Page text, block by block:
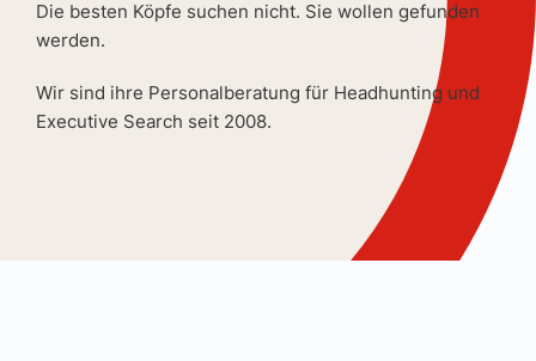
Die besten Köpfe suchen nicht. Sie wollen gefunden
werden.
Wir sind ihre Personalberatung für Headhunting und
Executive Search seit 2008.